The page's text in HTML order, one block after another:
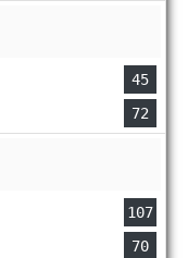
45
72
107
70